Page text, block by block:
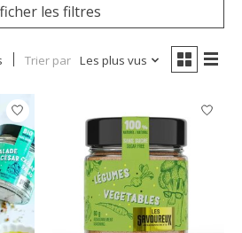
les filtres
Trier par Les plus vus